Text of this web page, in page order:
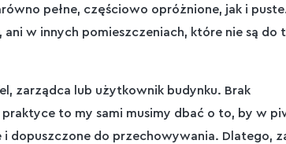
pełne, częściowo opróżnione, jak i
w innych pomieszczeniach, które nie są do
zarządca lub użytkownik budynku. Brak
to my sami musimy dbać o to, by w
dopuszczone do przechowywania. Dlatego,